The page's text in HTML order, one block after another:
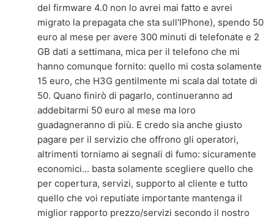
del firmware 4.0 non lo avrei mai fatto e avrei
migrato la prepagata che sta sull'IPhone), spendo 50
euro al mese per avere 300 minuti di telefonate e 2
GB dati a settimana, mica per il telefono che mi
hanno comunque fornito: quello mi costa solamente
15 euro, che H3G gentilmente mi scala dal totate di
50. Quano finirò di pagarlo, continueranno ad
addebitarmi 50 euro al mese ma loro
guadagneranno di più. E credo sia anche giusto
pagare per il servizio che offrono gli operatori,
altrimenti torniamo ai segnali di fumo: sicuramente
economici... basta solamente scegliere quello che
per copertura, servizi, supporto al cliente e tutto
quello che voi reputiate importante mantenga il
miglior rapporto prezzo/servizi secondo il nostro